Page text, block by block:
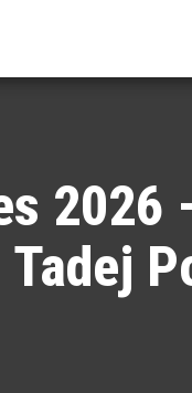
2026
Tadej